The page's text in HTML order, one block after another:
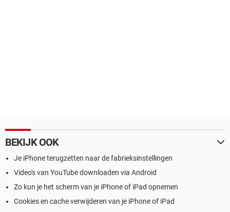
BEKIJK OOK
Je iPhone terugzetten naar de fabrieksinstellingen
Video's van YouTube downloaden via Android
Zo kun je het scherm van je iPhone of iPad opnemen
Cookies en cache verwijderen van je iPhone of iPad